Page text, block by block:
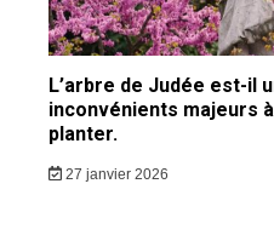
L’arbre de Judée est-il
inconvénients majeurs
planter.
27 janvier 2026